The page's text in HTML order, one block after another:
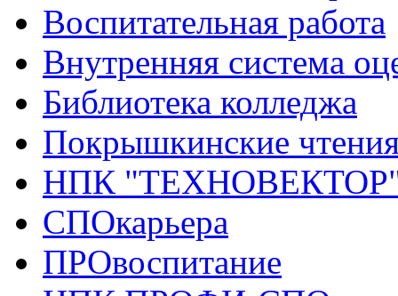
Воспитательная работа
Внутренняя система
Библиотека колледжа
Покрышкинские
НПК
СПОкарьера
ПРОвоспитание